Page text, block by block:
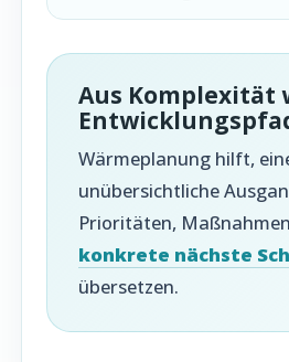
Aus Komplexität
Wärmeplanung hilft,
unübersichtliche
Prioritäten,
konkrete nächste
übersetzen.